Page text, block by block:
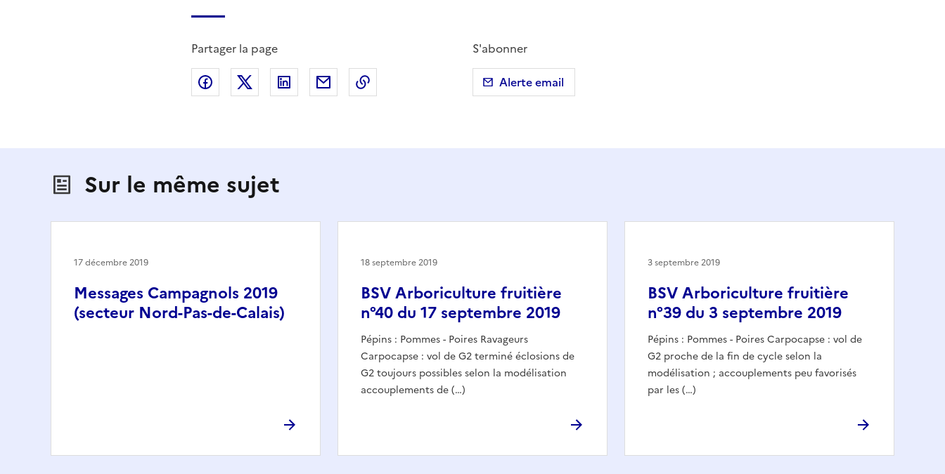
Partager la page
Partager sur Facebook
Partager sur X (anciennement Twitter)
Partager sur LinkedIn
Partager par emailCopier dans le presse-papier
S'abonner
Alerte email
Sur le même sujet
Messages Campagnols 2019
(secteur Nord-Pas-de-Calais)
17 décembre 2019
BSV Arboriculture fruitière
n°40 du 17 septembre 2019
Pépins : Pommes - Poires Ravageurs
Carpocapse : vol de G2 terminé éclosions de
G2 toujours possibles selon la modélisation
accouplements de (…)
18 septembre 2019
BSV Arboriculture fruitière
n°39 du 3 septembre 2019
Pépins : Pommes - Poires Carpocapse : vol de
G2 proche de la fin de cycle selon la
modélisation ; accouplements peu favorisés
par les (…)
3 septembre 2019